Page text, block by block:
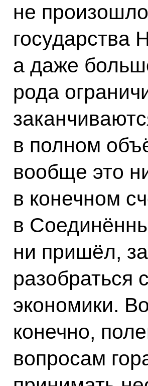
не
а даже
рода
в полном
вообще это
в конечном
в
ни пришёл,
разобраться
экономики.
конечно,
вопросам